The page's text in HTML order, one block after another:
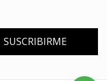
SUSCRIBIRME